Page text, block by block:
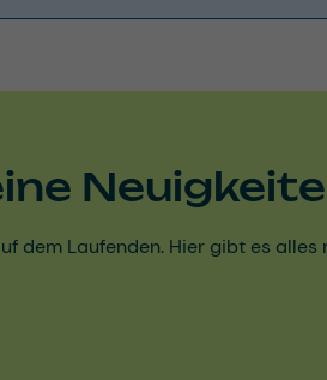
dem Laufenden. Hier gibt es